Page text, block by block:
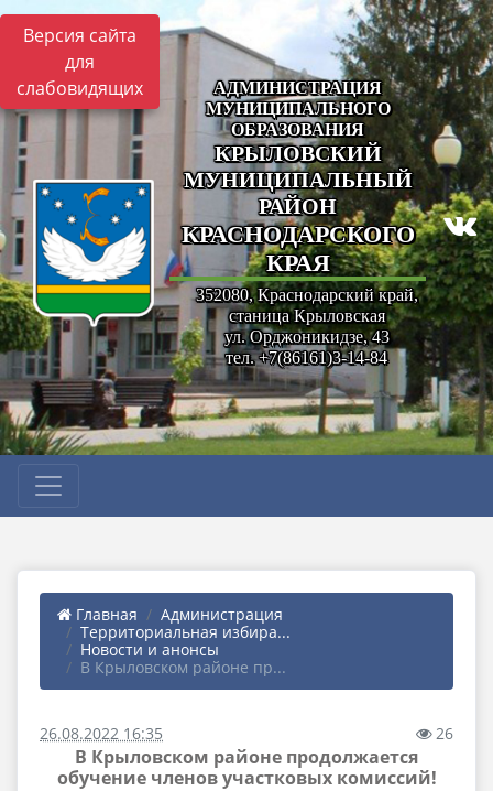
Версия сайта
для
слабовидящих
АДМИНИСТРАЦИЯ
МУНИЦИПАЛЬНОГО
ОБРАЗОВАНИЯ
КРЫЛОВСКИЙ
МУНИЦИПАЛЬНЫЙ
РАЙОН
КРАСНОДАРСКОГО
КРАЯ
352080, Краснодарский край,
станица Крыловская
ул. Орджоникидзе, 43
тел. +7(86161)3-14-84
Главная
Администрация
Территориальная избира...
Новости и анонсы
В Крыловском районе пр...
26.08.2022 16:35 26
В Крыловском районе продолжается
обучение членов участковых комиссий!